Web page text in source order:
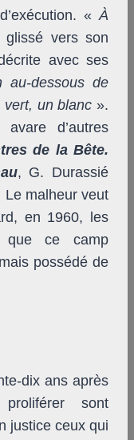
«À
vers son
avec ses
au-dessous de
vert, un blanc ».
d’autres
de la Bête.
, G. Durassié
Le malheur veut
en 1960, les
que ce camp
possédé de
dix ans après
sont
justice ceux qui